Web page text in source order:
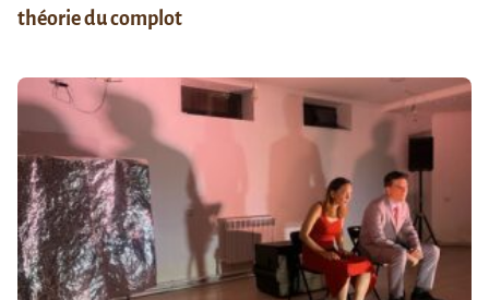
théorie du complot